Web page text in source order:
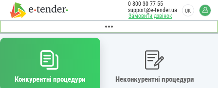
Замовити дзвінок
0 800 30 77 55
support@e-tender.ua
UK
Конкурентні процедури Неконкурентні процедури